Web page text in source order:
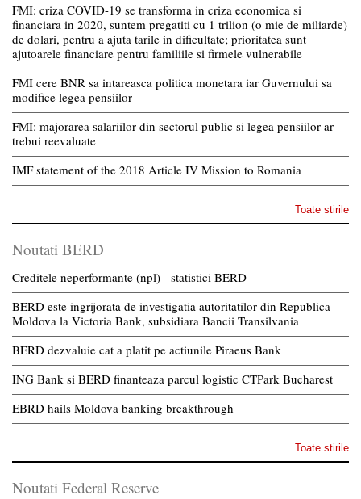
FMI: criza COVID-19 se transforma in criza economica si
financiara in 2020, suntem pregatiti cu 1 trilion (o mie de miliarde)
de dolari, pentru a ajuta tarile in dificultate; prioritatea sunt
ajutoarele financiare pentru familiile si firmele vulnerabile
FMI cere BNR sa intareasca politica monetara iar Guvernului sa
modifice legea pensiilor
FMI: majorarea salariilor din sectorul public si legea pensiilor ar
trebui reevaluate
IMF statement of the 2018 Article IV Mission to Romania
Toate stirile
Noutati BERD
Creditele neperformante (npl) - statistici BERD
BERD este ingrijorata de investigatia autoritatilor din Republica
Moldova la Victoria Bank, subsidiara Bancii Transilvania
BERD dezvaluie cat a platit pe actiunile Piraeus Bank
ING Bank si BERD finanteaza parcul logistic CTPark Bucharest
EBRD hails Moldova banking breakthrough
Toate stirile
Noutati Federal Reserve